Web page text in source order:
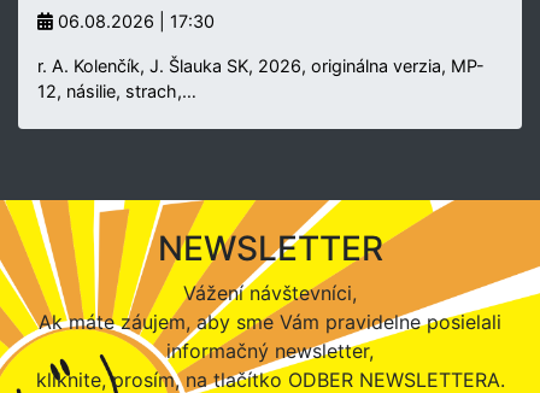
06.08.2026 | 17:30
r. A. Kolenčík, J. Šlauka SK, 2026, originálna verzia, MP-
12, násilie, strach,…
NEWSLETTER
Vážení návštevníci,
Ak máte záujem, aby sme Vám pravidelne posielali
informačný newsletter,
kliknite, prosím, na tlačítko ODBER NEWSLETTERA.